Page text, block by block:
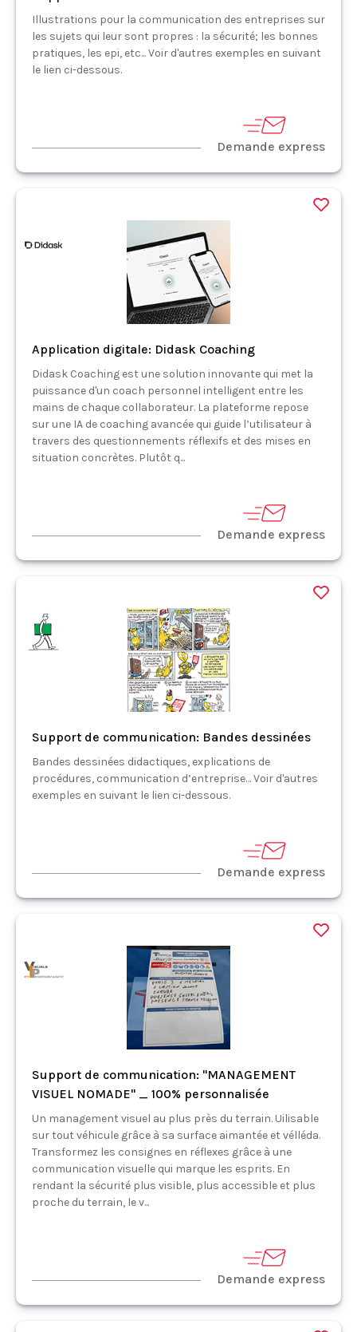
Illustrations pour la communication des entreprises sur
les sujets qui leur sont propres : la sécurité; les bonnes
pratiques, les epi, etc... Voir d'autres exemples en suivant
le lien ci-dessous.
Demande express
Application digitale: Didask Coaching
Didask Coaching est une solution innovante qui met la
puissance d'un coach personnel intelligent entre les
mains de chaque collaborateur. La plateforme repose
sur une IA de coaching avancée qui guide l’utilisateur à
travers des questionnements réflexifs et des mises en
situation concrètes. Plutôt q...
Demande express
Support de communication: Bandes dessinées
Bandes dessinées didactiques, explications de
procédures, communication d’entreprise… Voir d'autres
exemples en suivant le lien ci-dessous.
Demande express
Support de communication: "MANAGEMENT
VISUEL NOMADE" _ 100% personnalisée
Un management visuel au plus près du terrain. Uilisable
sur tout véhicule grâce à sa surface aimantée et vélléda.
Transformez les consignes en réflexes grâce à une
communication visuelle qui marque les esprits. En
rendant la sécurité plus visible, plus accessible et plus
proche du terrain, le v...
Demande express